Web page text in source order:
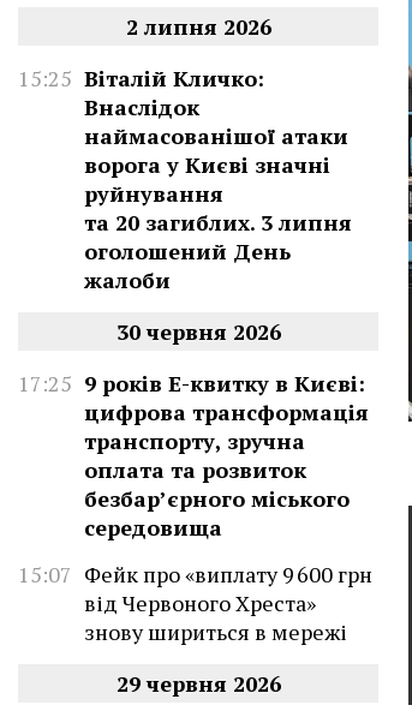
2 липня 2026
15:25 Віталій Кличко:
Внаслідок
наймасованішої атаки
ворога у Києві значні
руйнування
та 20 загиблих. 3 липня
оголошений День
жалоби
30 червня 2026
17:25 9 років Е-квитку в Києві:
цифрова трансформація
транспорту, зручна
оплата та розвиток
безбар’єрного міського
середовища
15:07 Фейк про «виплату 9 600 грн
від Червоного Хреста»
знову шириться в мережі
29 червня 2026